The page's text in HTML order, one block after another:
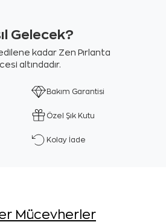
Gelecek?
kadar Zen Pırlanta
altındadır.
Bakım Garantisi
Özel Şık Kutu
Kolay İade
Mücevherler